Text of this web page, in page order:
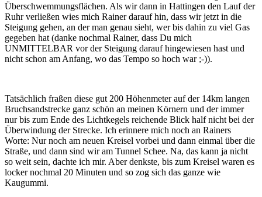
Überschwemmungsflächen. Als wir dann in Hattingen den Lauf der
Ruhr verließen wies mich Rainer darauf hin, dass wir jetzt in die
Steigung gehen, an der man genau sieht, wer bis dahin zu viel Gas
gegeben hat (danke nochmal Rainer, dass Du mich
UNMITTELBAR vor der Steigung darauf hingewiesen hast und
nicht schon am Anfang, wo das Tempo so hoch war ;-)).
Tatsächlich fraßen diese gut 200 Höhenmeter auf der 14km langen
Bruchsandstrecke ganz schön an meinen Körnern und der immer
nur bis zum Ende des Lichtkegels reichende Blick half nicht bei der
Überwindung der Strecke. Ich erinnere mich noch an Rainers
Worte: Nur noch am neuen Kreisel vorbei und dann einmal über die
Straße, und dann sind wir am Tunnel Schee. Na, das kann ja nicht
so weit sein, dachte ich mir. Aber denkste, bis zum Kreisel waren es
locker nochmal 20 Minuten und so zog sich das ganze wie
Kaugummi.